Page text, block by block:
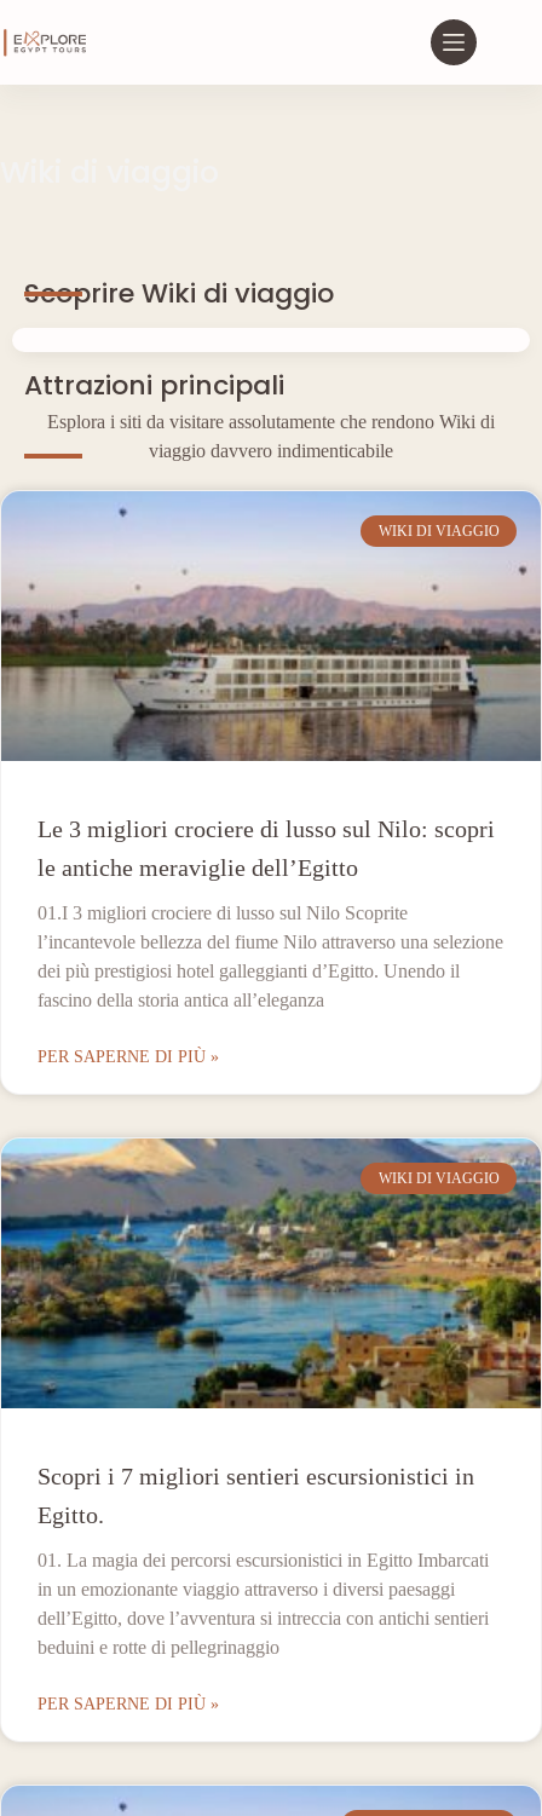
Scoprire Wiki di viaggio
Attrazioni principali
Esplora i siti da visitare assolutamente che rendono Wiki di
viaggio davvero indimenticabile
WIKI DI VIAGGIO
Le 3 migliori crociere di lusso sul Nilo: scopri
le antiche meraviglie dell’Egitto
01.I 3 migliori crociere di lusso sul Nilo Scoprite
l’incantevole bellezza del fiume Nilo attraverso una selezione
dei più prestigiosi hotel galleggianti d’Egitto. Unendo il
fascino della storia antica all’eleganza
PER SAPERNE DI PIÙ »
WIKI DI VIAGGIO
Scopri i 7 migliori sentieri escursionistici in
Egitto.
01. La magia dei percorsi escursionistici in Egitto Imbarcati
in un emozionante viaggio attraverso i diversi paesaggi
dell’Egitto, dove l’avventura si intreccia con antichi sentieri
beduini e rotte di pellegrinaggio
PER SAPERNE DI PIÙ »